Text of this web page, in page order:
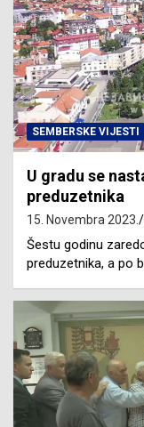
SEMBERSKE VIJESTI
U gradu se
preduzetnika
15. Novembra 2023.
Šestu godinu
preduzetnika, a po